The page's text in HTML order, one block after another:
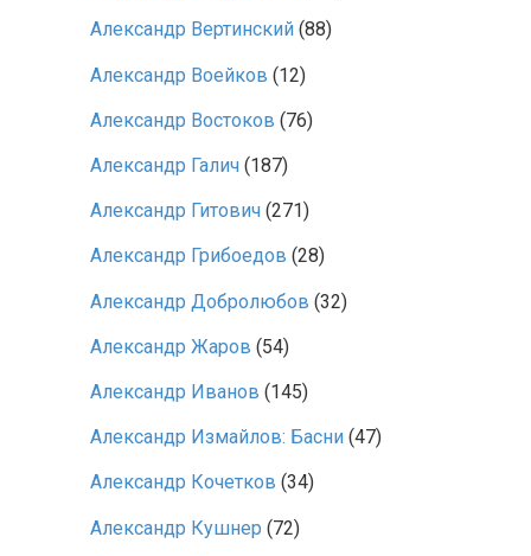
Александр Вертинский (88)
Александр Воейков (12)
Александр Востоков (76)
Александр Галич (187)
Александр Гитович (271)
Александр Грибоедов (28)
Александр Добролюбов (32)
Александр Жаров (54)
Александр Иванов (145)
Александр Измайлов: Басни (47)
Александр Кочетков (34)
Александр Кушнер (72)